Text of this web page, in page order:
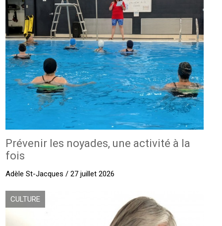
Prévenir les noyades, une activité à la
fois
Adèle St-Jacques / 27 juillet 2026
CULTURE